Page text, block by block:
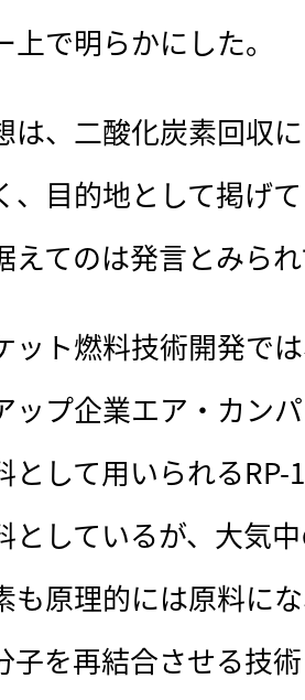
で明らかにした。
、 二酸化炭素回収
、目的地として掲げ
えてのは発言とみら
ト燃料技術開発で
ップ企業エア・カン
として用いられる
としているが、大気
も原理的には原料に
子を再結合させる技